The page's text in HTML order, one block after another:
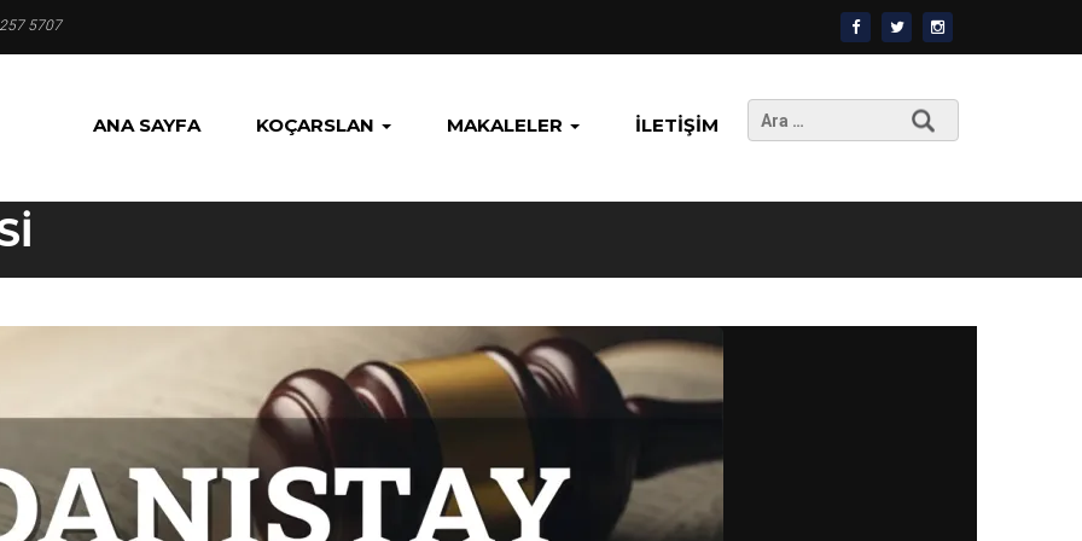
5707
ANA SAYFA KOÇARSLAN MAKALELER İLETIŞIM
Arama: